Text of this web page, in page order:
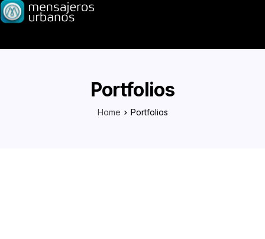
Portfolios
Home Portfolios